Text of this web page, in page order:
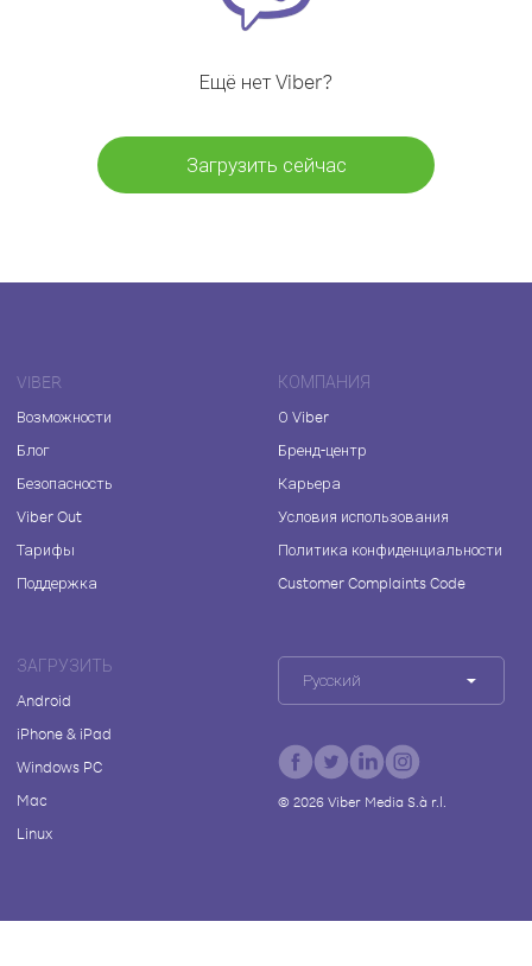
Ещё нет Viber?
Загрузить сейчас
VIBER
Возможности
Блог
Безопасность
Viber Out
Тарифы
Поддержка
КОМПАНИЯ
О Viber
Бренд-центр
Карьера
Условия использования
Политика конфиденциальности
Customer Complaints Code
ЗАГРУЗИТЬ
Android
iPhone & iPad
Windows PC
Mac
Linux
Русский
© 2026Viber Media S.à r.l.